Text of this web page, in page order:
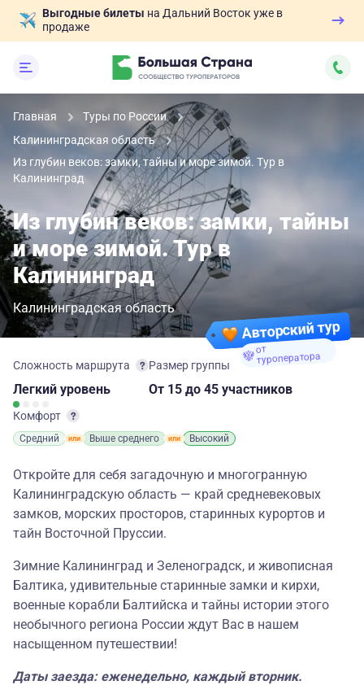
Выгодные билеты на Дальний Восток уже в
продаже
Главная
Туры по России
Калининградская область
Из глубин веков: замки, тайны и море зимой. Тур в
Калининград
Авторский тур
от
туроператора
Из глубин веков: замки, тайны
и море зимой. Тур в
Калининград
Калининградская область
Сложность маршрута
Легкий уровень
Комфорт
Средний Выше среднего Высокий
Размер группы
От 15 до 45 участников
Откройте для себя загадочную и многогранную
Калининградскую область — край средневековых
замков, морских просторов, старинных курортов и
тайн Восточной Пруссии.
Зимние Калининград и Зеленоградск, и живописная
Балтика, удивительные старинные замки и кирхи,
военные корабли Балтийска и тайны истории этого
необычного региона России ждут Вас в нашем
насыщенном путешествии!
Даты заезда: еженедельно, каждый вторник.